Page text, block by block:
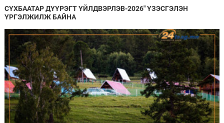
СҮХБААТАР ДҮҮРЭГТ ҮЙЛДВЭРЛЭВ-2026" ҮЗЭСГЭЛЭН
ҮРГЭЛЖИЛЖ БАЙНА